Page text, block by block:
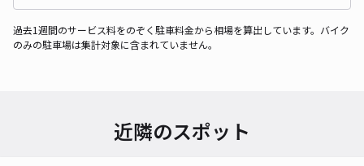
過去1週間のサービス料をのぞく駐車料金から相場を算出しています。バイク
のみの駐車場は集計対象に含まれていません。
近隣のスポット